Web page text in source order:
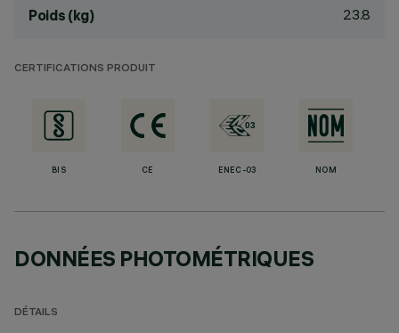
Poids (kg) 23.8
CERTIFICATIONS PRODUIT
BIS CE ENEC-03 NOM
DONNÉES PHOTOMÉTRIQUES
DÉTAILS